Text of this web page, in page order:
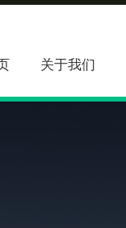
关于我们